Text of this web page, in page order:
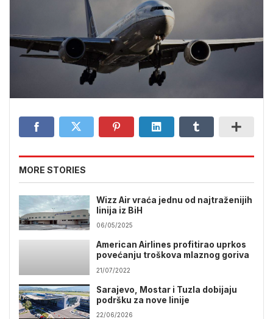
MORE STORIES
Wizz Air vraća jednu od najtraženijih
linija iz BiH
06/05/2025
American Airlines profitirao uprkos
povećanju troškova mlaznog goriva
21/07/2022
Sarajevo, Mostar i Tuzla dobijaju
podršku za nove linije
22/06/2026